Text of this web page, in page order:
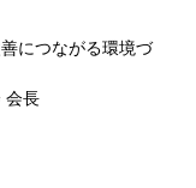
につながる環境づ
会長